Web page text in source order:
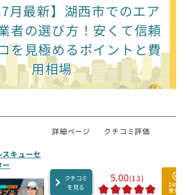
7月最新】湖西市でのエア
者の選び方！安くて信頼
を見極めるポイントと費
用相場
詳細ページ クチコミ評価
キューセ
ー
クチコミ
を見る
5.00(13)